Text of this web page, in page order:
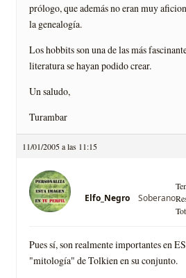
prólogo, que además no eran muy
la genealogí­a.
Los hobbits son una de las más
literatura se hayan podido crear.
Un saludo,
Turambar
11/01/2005 a las 11:15
Elfo_Negro Soberano
Pues sí­, son realmente importantes en
"mitologí­a" de Tolkien en su conjunto.